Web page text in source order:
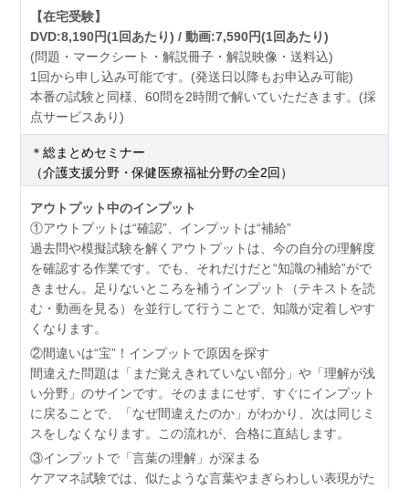
【在宅受験】
DVD:8,190円(1回あたり) / 動画:7,590円(1回あたり)
(問題・マークシート・解説冊子・解説映像・送料込)
1回から申し込み可能です。(発送日以降もお申込み可能)
本番の試験と同様、60問を2時間で解いていただきます。(採
点サービスあり)
＊総まとめセミナー
（介護支援分野・保健医療福祉分野の全2回）
アウトプット中のインプット
①アウトプットは“確認”、インプットは“補給”
過去問や模擬試験を解くアウトプットは、今の自分の理解度
を確認する作業です。でも、それだけだと“知識の補給”がで
きません。足りないところを補うインプット（テキストを読
む・動画を見る）を並行して行うことで、知識が定着しやす
くなります。
②間違いは“宝”！インプットで原因を探す
間違えた問題は「まだ覚えきれていない部分」や「理解が浅
い分野」のサインです。そのままにせず、すぐにインプット
に戻ることで、「なぜ間違えたのか」がわかり、次は同じミ
スをしなくなります。この流れが、合格に直結します。
③インプットで「言葉の理解」が深まる
ケアマネ試験では、似たような言葉やまぎらわしい表現がた